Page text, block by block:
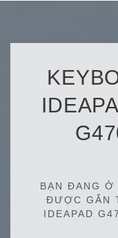
BẠN ĐANG Ở
ĐƯỢC GẮN
IDEAPAD